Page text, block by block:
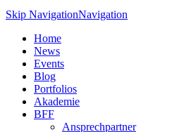
Skip NavigationNavigation
Home
News
Events
Blog
Portfolios
Akademie
BFF
Ansprechpartner